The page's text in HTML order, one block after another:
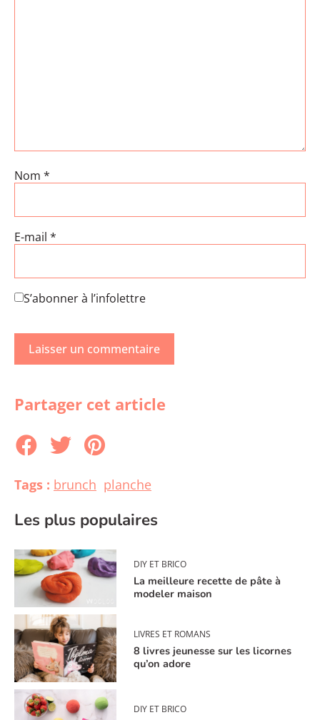
Nom *
E-mail *
S’abonner à l’infolettre
Partager cet article
Tags : brunch planche
Les plus populaires
DIY ET BRICO
La meilleure recette de pâte à
modeler maison
LIVRES ET ROMANS
8 livres jeunesse sur les licornes
qu’on adore
DIY ET BRICO